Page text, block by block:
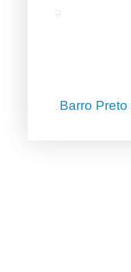
Barro Preto